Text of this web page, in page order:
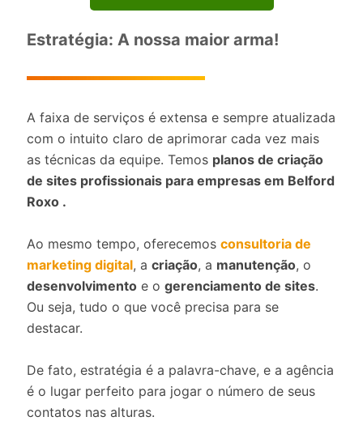
Estratégia: A nossa maior arma!
A faixa de serviços é extensa e sempre atualizada
com o intuito claro de aprimorar cada vez mais
as técnicas da equipe. Temos planos de criação
de sites profissionais para empresas em Belford
Roxo .
Ao mesmo tempo, oferecemos consultoria de
marketing digital, a criação, a manutenção, o
desenvolvimento e o gerenciamento de sites.
Ou seja, tudo o que você precisa para se
destacar.
De fato, estratégia é a palavra-chave, e a agência
é o lugar perfeito para jogar o número de seus
contatos nas alturas.